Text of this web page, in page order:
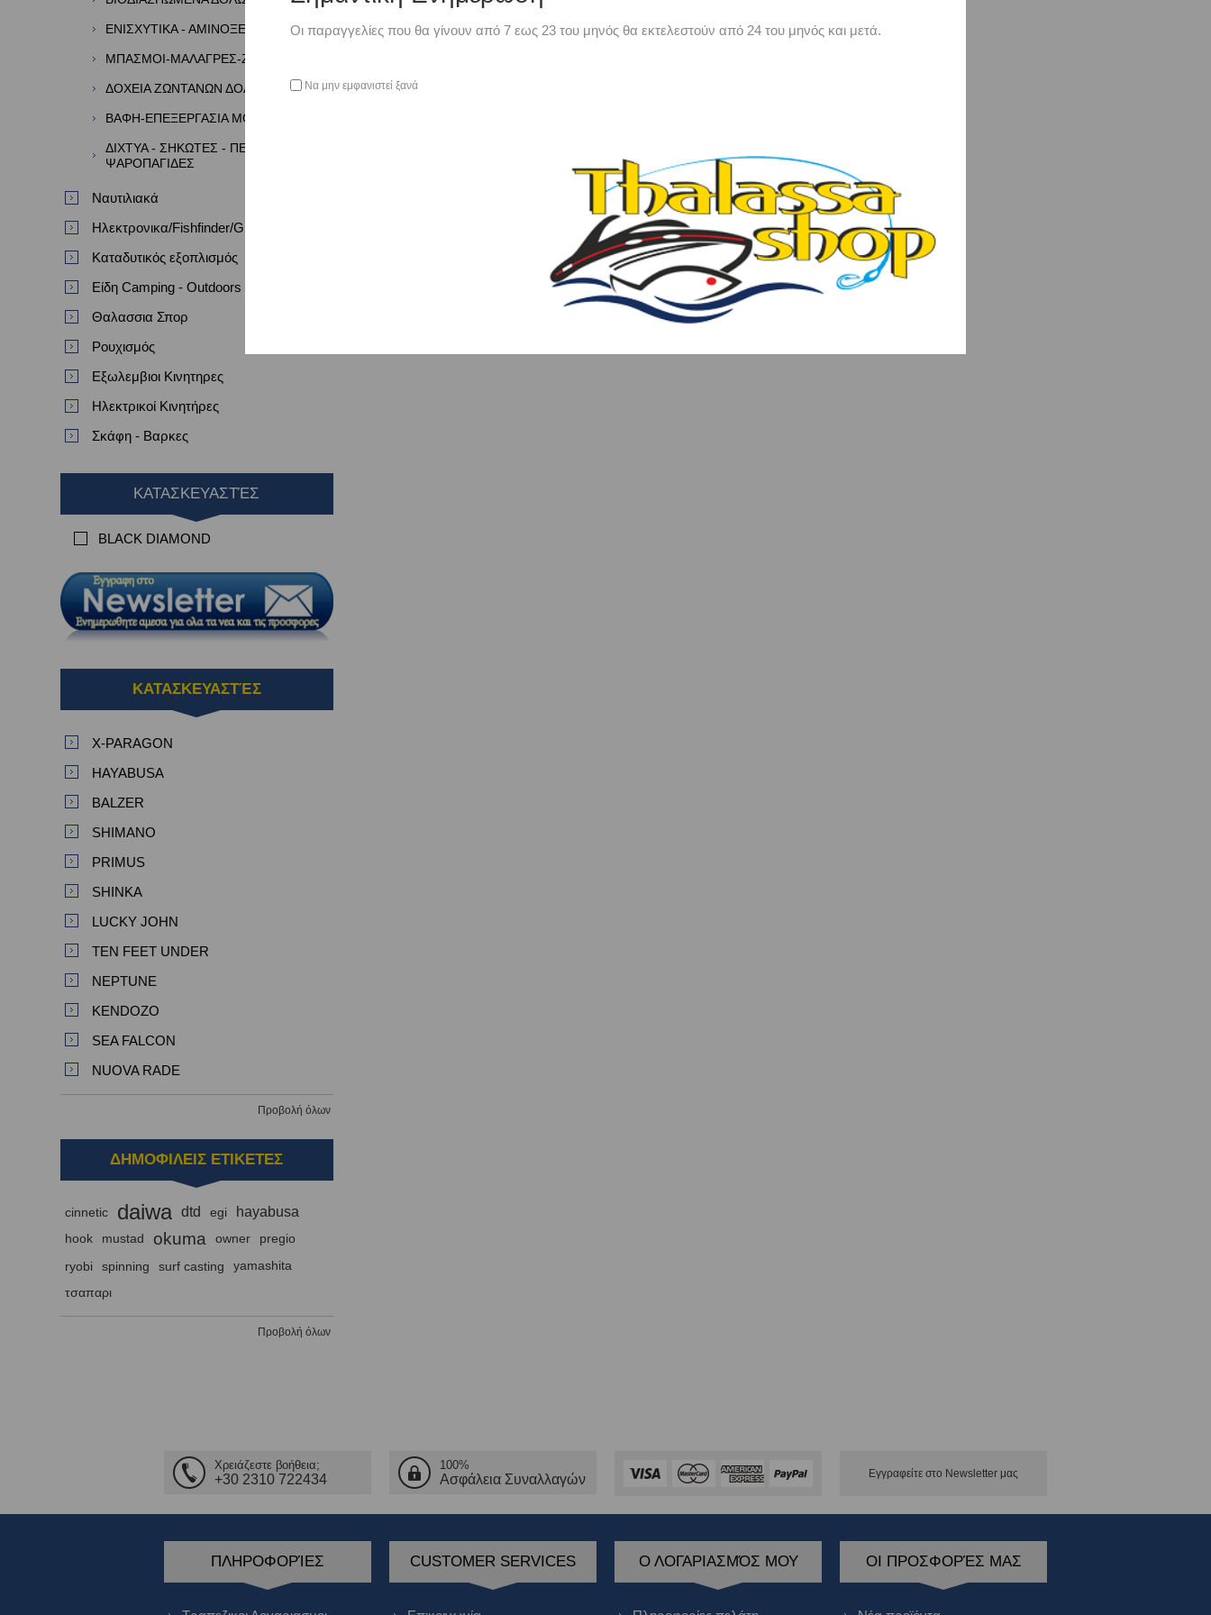
ΕΝΙΣΧΥΤΙΚΑ - ΑΜΙΝΟΞΕΑ - ΑΡΩΜΑΤΑ
ΜΠΑΣΜΟΙ-ΜΑΛΑΓΡΕΣ-ΖΥΜΕΣ
ΔΟΧΕΙΑ ΖΩΝΤΑΝΩΝ ΔΟΛΩΜΑΤΩΝ
ΒΑΦΗ-ΕΠΕΞΕΡΓΑΣΙΑ ΜΟΛΥΒΙΩΝ
ΔΙΧΤΥΑ - ΣΗΚΩΤΕΣ - ΠΕΖΟΒΟΛΑ -
ΨΑΡΟΠΑΓΙΔΕΣ
Ναυτιλιακά
Ηλεκτρονικα/Fishfinder/GPS/VHF
Καταδυτικός εξοπλισμός
Είδη Camping - Outdoors
Θαλασσια Σπορ
Ρουχισμός
Εξωλεμβιοι Κινητηρες
Ηλεκτρικοί Κινητήρες
Σκάφη - Βαρκες
ΚΑΤΑΣΚΕΥΑΣΤΈΣ
BLACK DIAMOND
ΚΑΤΑΣΚΕΥΑΣΤΈΣ
X-PARAGON
HAYABUSA
BALZER
SHIMANO
PRIMUS
SHINKA
LUCKY JOHN
TEN FEET UNDER
NEPTUNE
KENDOZO
SEA FALCON
NUOVA RADE
Προβολή όλων
ΔΗΜΟΦΙΛΕΙΣ ΕΤΙΚΕΤΕΣ
cinnetic daiwa dtd egi hayabusa
hook mustad okuma owner pregio
ryobi spinning surf casting
yamashita
τσαπαρι
Προβολή όλων
Χρειάζεστε βοήθεια;
+30 2310 722434
100%
Ασφάλεια Συναλλαγών Εγγραφείτε στο Νewsletter μας
ΠΛΗΡΟΦΟΡΊΕΣ CUSTOMER SERVICES Ο ΛΟΓΑΡΙΑΣΜΌΣ ΜΟΥ ΟΙ ΠΡΟΣΦΟΡΈΣ ΜΑΣ
Οι παραγγελίες που θα γίνουν από 7 εως 23 του μηνός θα εκτελεστούν από 24 του μηνός και μετά.
Να μην εμφανιστεί ξανά